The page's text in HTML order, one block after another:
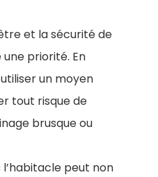
et la sécurité de
priorité. En
un moyen
tout risque de
brusque ou
peut non